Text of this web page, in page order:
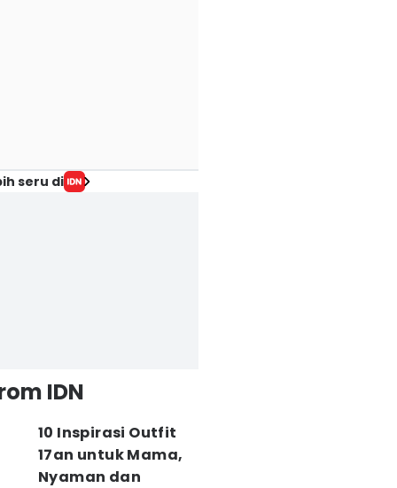
seru di
IDN
10 Inspirasi Outfit
17an untuk Mama,
Nyaman dan